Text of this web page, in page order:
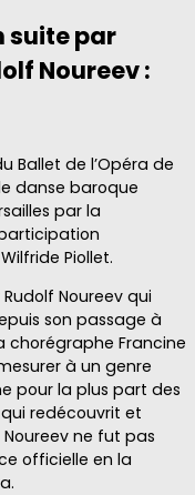
suite par
Noureev :
Ballet de l’Opéra de
danse baroque
par la
Piollet.
Noureev qui
son passage à
chorégraphe Francine
à un genre
pour la plus part des
qui redécouvrit et
Noureev ne fut pas
officielle en la